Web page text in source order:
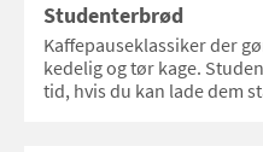
Studenterbrød
Kaffepauseklassiker der
kedelig og tør kage.
tid, hvis du kan lade dem